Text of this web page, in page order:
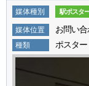
媒体種別 駅ポスタ
媒体位置 お問い合
種類 ポスター